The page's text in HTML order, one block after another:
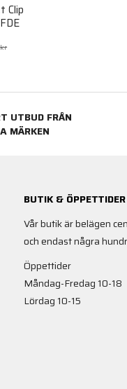
Clip
UTBUD FRÅN
MÄRKEN
BUTIK & ÖPPETTIDER
Vår butik är belägen
och endast några
Öppettider
Måndag-Fredag 10-18
Lördag 10-15